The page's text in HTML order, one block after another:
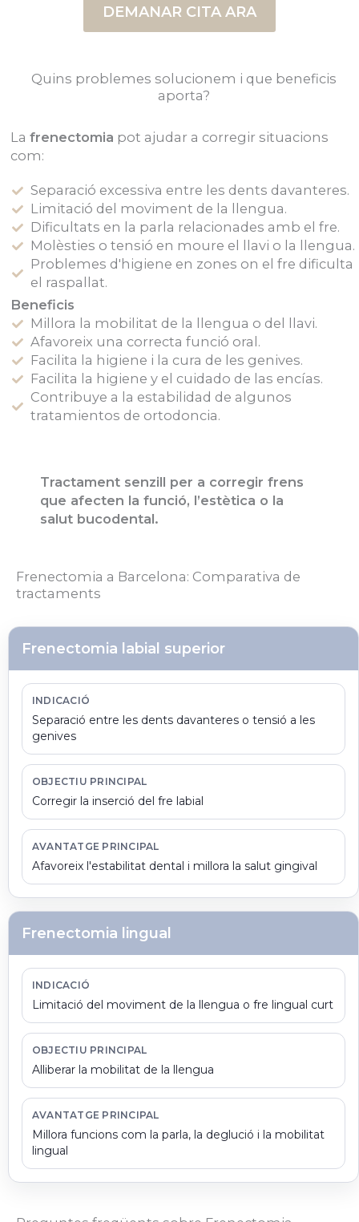
DEMANAR CITA ARA
Quins problemes solucionem i que beneficis
aporta?
La frenectomia pot ajudar a corregir situacions
com:
Separació excessiva entre les dents davanteres.
Limitació del moviment de la llengua.
Dificultats en la parla relacionades amb el fre.
Molèsties o tensió en moure el llavi o la llengua.
Problemes d'higiene en zones on el fre dificulta
el raspallat.
Beneficis
Millora la mobilitat de la llengua o del llavi.
Afavoreix una correcta funció oral.
Facilita la higiene i la cura de les genives.
Facilita la higiene y el cuidado de las encías.
Contribuye a la estabilidad de algunos
tratamientos de ortodoncia.
Tractament senzill per a corregir frens
que afecten la funció, l’estètica o la
salut bucodental.
Frenectomia a Barcelona: Comparativa de
tractaments
Frenectomia labial superior
INDICACIÓ
Separació entre les dents davanteres o tensió a les
genives
OBJECTIU PRINCIPAL
Corregir la inserció del fre labial
AVANTATGE PRINCIPAL
Afavoreix l'estabilitat dental i millora la salut gingival
Frenectomia lingual
INDICACIÓ
Limitació del moviment de la llengua o fre lingual curt
OBJECTIU PRINCIPAL
Alliberar la mobilitat de la llengua
AVANTATGE PRINCIPAL
Millora funcions com la parla, la deglució i la mobilitat
lingual